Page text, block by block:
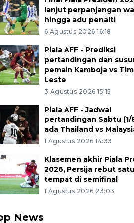
lanjut perpanjangan
hingga adu penalti
6 Agustus 2026 16:18
Piala AFF - Prediksi
pertandingan dan
pemain Kamboja vs
Leste
3 Agustus 2026 15:15
Piala AFF - Jadwal
pertandingan Sabtu (1/
ada Thailand vs
1 Agustus 2026 14:33
Klasemen akhir Piala
2026, Persija rebut satu
tempat di semifinal
1 Agustus 2026 23:03
News